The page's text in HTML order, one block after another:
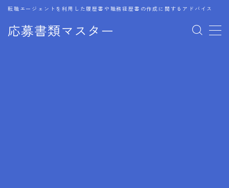
応募書類マスター
転職エージェントを利用した履歴書や職務経歴書の作成に関するアドバイス
MENU